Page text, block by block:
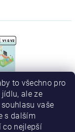
to všechno pro
ale ze
vaše
s dalším
co nejlepší